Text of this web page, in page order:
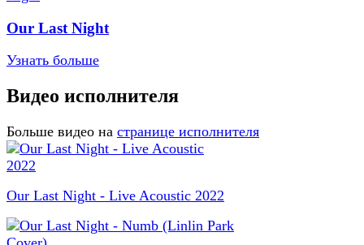
Our Last Night
Узнать больше
Видео исполнителя
Больше видео на странице исполнителя
Our Last Night - Live Acoustic 2022